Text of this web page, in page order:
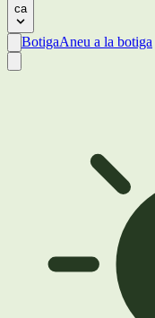
ca
BotigaAneu a la botiga